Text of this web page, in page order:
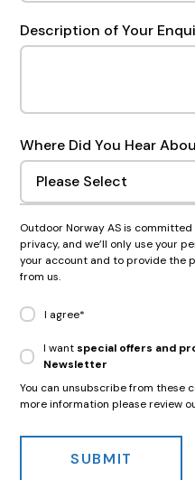
Description of Your
Where Did You Hear
Outdoor Norway AS is
privacy, and we’ll only use your
your account and to provide the
from us.
I agree*
I want special offers and
Newsletter
You can unsubscribe from these
more information please review